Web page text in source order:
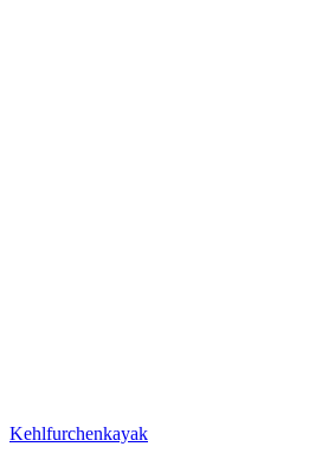
Kehlfurchenkayak